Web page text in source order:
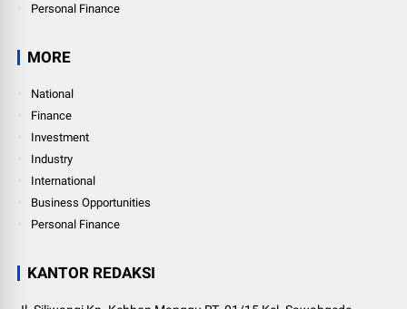
Personal Finance
MORE
National
Finance
Investment
Industry
International
Business Opportunities
Personal Finance
KANTOR REDAKSI